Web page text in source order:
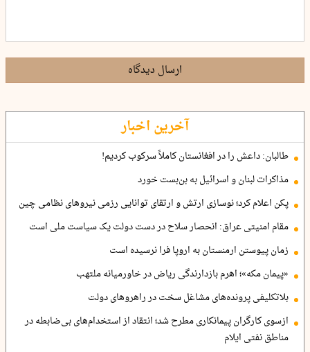
ارسال دیدگاه
آخرین اخبار
طالبان: داعش را در افغانستان کاملاً سرکوب کردیم!
مذاکرات لبنان و اسرائیل به بن‌بست خورد
پکن اعلام کرد؛ نوسازی ارتش و ارتقای توانایی رزمی نیروهای نظامی چین
مقام امنیتی عراق: انحصار سلاح در دست دولت یک سیاست ملی است
زمان پیوستن ارمنستان به اروپا فرا نرسیده است
«پیمان مکه»؛ اهرم بازدارندگی ریاض در خاورمیانه ملتهب
بلاتکلیفی پرونده‌های مشاغل سخت در راهروهای دولت
ازسوی کارگران پیمانکاری مطرح شد؛ انتقاد از استخدام‌های بی‌ضابطه در
مناطق نفتی ایلام